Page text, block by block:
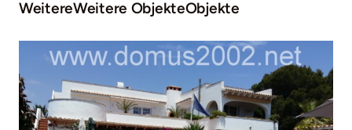
WeitereWeitere ObjekteObjekte